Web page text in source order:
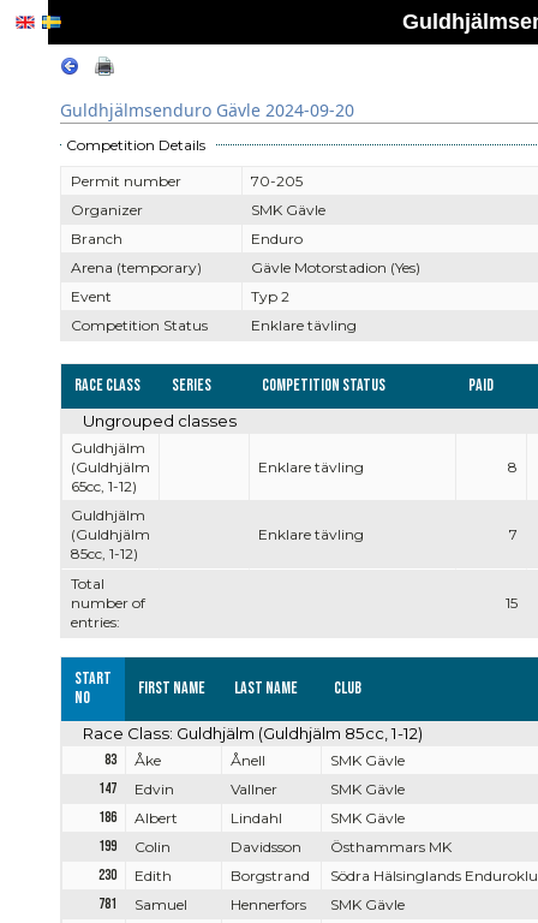
Guldhjälmsenduro Gävle 2024-09-20
Competition Details
Permit number
70-205
Organizer
SMK Gävle
Branch
Enduro
Arena (temporary)
Gävle Motorstadion (Yes)
Event
Typ 2
Competition Status
Enklare tävling
Race Class Series Competition Status Paid
Total
number of
entries:
15
Ungrouped classes
Guldhjälm
(Guldhjälm
65cc, 1-12)
Enklare tävling 8
Guldhjälm
(Guldhjälm
85cc, 1-12)
Enklare tävling 7
Start
no
First name Last name Club
Race Class: Guldhjälm (Guldhjälm 85cc, 1-12)
83 Åke Ånell
SMK Gävle
147
Edvin Vallner
SMK Gävle
186
Albert Lindahl
SMK Gävle
199
Colin Davidsson
Östhammars MK
230
Edith Borgstrand
Södra Hälsinglands
781
Samuel Hennerfors
SMK Gävle